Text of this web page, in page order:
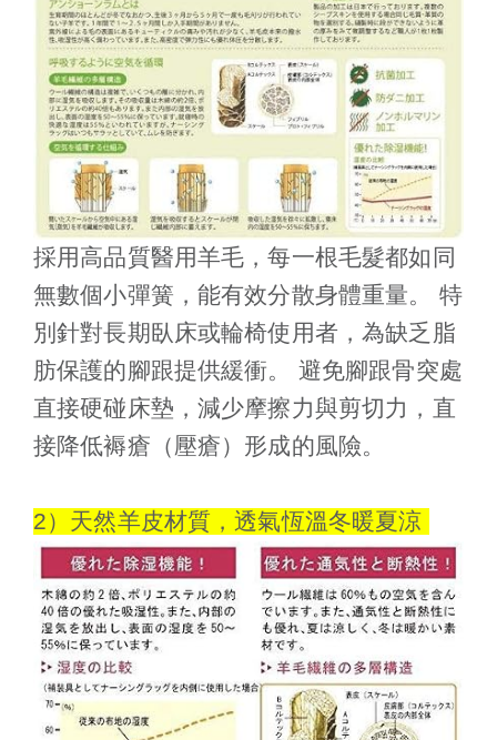
採用高品質醫用羊毛，每一根毛髮都如同
無數個小彈簧，能有效分散身體重量。 特
別針對長期臥床或輪椅使用者，為缺乏脂
肪保護的腳跟提供緩衝。 避免腳跟骨突處
直接硬碰床墊，減少摩擦力與剪切力，直
接降低褥瘡（壓瘡）形成的風險。
2）天然羊皮材質，透氣恆溫冬暖夏涼